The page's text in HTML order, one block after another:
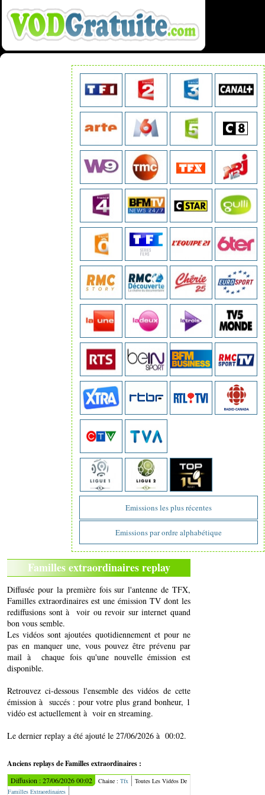
Emissions les plus récentes
Emissions par ordre alphabétique
Familles extraordinaires replay
Diffusée pour la première fois sur l'antenne de TFX,
Familles extraordinaires est une émission TV dont les
rediffusions sont à voir ou revoir sur internet quand
bon vous semble.
Les vidéos sont ajoutées quotidiennement et pour ne
pas en manquer une, vous pouvez être prévenu par
mail à chaque fois qu'une nouvelle émission est
disponible.
Retrouvez ci-dessous l'ensemble des vidéos de cette
émission à succés : pour votre plus grand bonheur, 1
vidéo est actuellement à voir en streaming.
Le dernier replay a été ajouté le 27/06/2026 à 00:02.
Anciens replays de Familles extraordinaires :
Diffusion : 27/06/2026 00:02 Chaine : Tfx
Toutes Les Vidéos De
Familles Extraordinaires